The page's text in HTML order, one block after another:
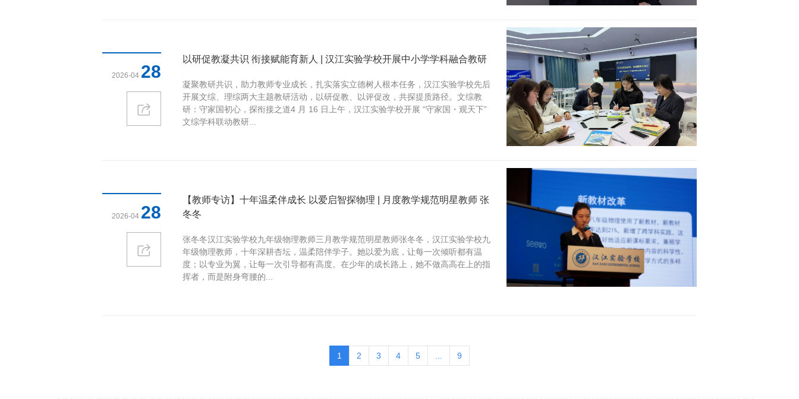
2026-04 28
以研促教凝共识 衔接赋能育新人 | 汉江实验学校开展中小学学科融合教研
凝聚教研共识，助力教师专业成长，扎实落实立德树人根本任务，汉江实验学校先后
开展文综、理综两大主题教研活动，以研促教、以评促改，共探提质路径。文综教
研：守家国初心，探衔接之道4 月 16 日上午，汉江实验学校开展 “守家国・观天下”
文综学科联动教研...
2026-04 28
【教师专访】十年温柔伴成长 以爱启智探物理 | 月度教学规范明星教师 张
冬冬
张冬冬汉江实验学校九年级物理教师三月教学规范明星教师张冬冬，汉江实验学校九
年级物理教师，十年深耕杏坛，温柔陪伴学子。她以爱为底，让每一次倾听都有温
度；以专业为翼，让每一次引导都有高度。在少年的成长路上，她不做高高在上的指
挥者，而是附身弯腰的...
1 2 3 4 5 9